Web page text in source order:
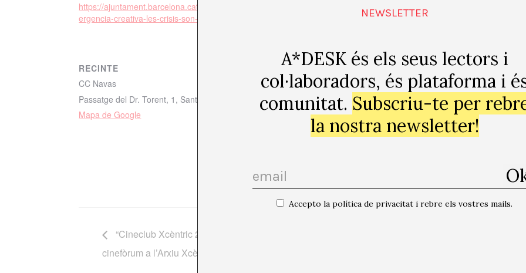
https://ajuntament.barcelona.cat/centrescivics/ca/activitat/em
ergencia-creativa-les-crisis-son-un-motor-artistic
RECINTE
CC Navas
Passatge del Dr. Torent, 1, Sant Andreu, 08027 Barcelona +
Mapa de Google
“Cineclub Xcèntric 2024-2025” Sessions mensuals de
cinefòrum a l’Arxiu Xcèntric
NEWSLETTER
A*DESK és els seus lectors i
col·laboradors, és plataforma i
comunitat. Subscriu-te per
la nostra newsletter!
Accepto la política de privacitat i rebre els vostres mails.